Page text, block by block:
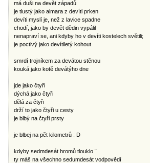
má duši na devět západů
je tlustý jako almara z devíti prken
devíti myslí je, než z lavice spadne
chodí, jako by devět dědin vypálil
nenapraví se, ani kdyby ho v devíti kostelech světili;
je poctivý jako devítiletý kohout
smrdí trojníkem za devátou stěnou
kouká jako kotě devátýho dne
jde jako čtyři
dýchá jako čtyři
dělá za čtyři
drží to jako čtyři u cesty
je blbý na čtyři prsty
je blbej na pět kilometrů : D
kdyby sedmdesát hromů tlouklo ¨
ty máš na všechno sedumdesát vodpovědí